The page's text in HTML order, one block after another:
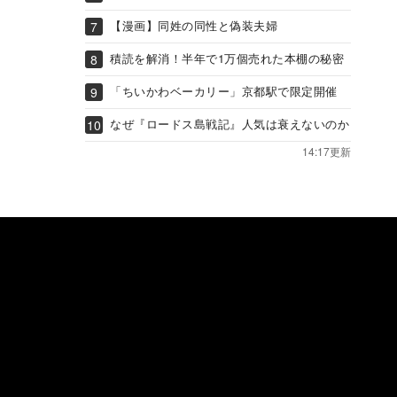
【漫画】同姓の同性と偽装夫婦
積読を解消！半年で1万個売れた本棚の秘密
「ちいかわベーカリー」京都駅で限定開催
なぜ『ロードス島戦記』人気は衰えないのか
14:17更新